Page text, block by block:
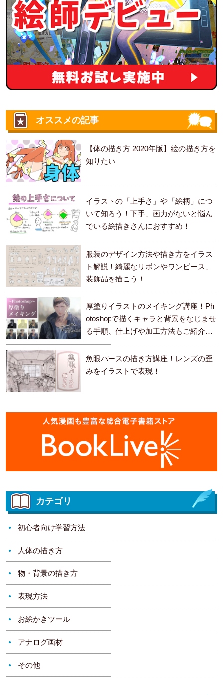
オススメの記事
【体の描き方 2020年版】絵の描き方を
知りたい
イラストの「上手さ」や「絵柄」につ
いて知ろう！下手、画力がないと悩ん
でいる絵描きさんにおすすめ！
服装のデザイン方法や描き方をイラス
ト解説！綺麗なリボンやワンピース、
装飾品を描こう！
厚塗りイラストのメイキング講座！Ph
otoshopで描くキャラと背景をなじませ
る手順、仕上げや加工方法もご紹介し
ます。
魚眼パースの描き方講座！レンズの歪
みをイラストで表現！
カテゴリ
初心者向け学習方法
人体の描き方
物・背景の描き方
表現方法
お絵かきツール
アナログ画材
その他